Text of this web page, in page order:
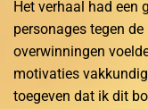
Het verhaal had een
personages tegen
overwinningen
motivaties
toegeven dat ik dit